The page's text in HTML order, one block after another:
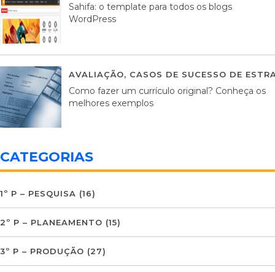
Sahifa: o template para todos os blogs
WordPress
AVALIAÇÃO, CASOS DE SUCESSO DE
Como fazer um currículo original? Conheça os
melhores exemplos
CATEGORIAS
1º P – PESQUISA (16)
2º P – PLANEAMENTO (15)
3º P – PRODUÇÃO (27)